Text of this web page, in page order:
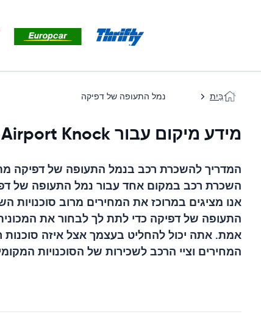
בַּיִת נמל התעופה של דפיקה
מידע מיקום עבור Ireland West Airport Knock
המדריך להשכרת רכב בנמל התעופה של דפיקה
השכרת רכב במקום אחד עבור נמל התעופה של
אנו מציגים במרוכז את המחירים מרוב סוכנויות
התעופה של דפיקה כדי לתת לך לבחור את
אמת. אתה יכול להחליט בעצמך אצל איזה סוכנות
המחירים וציי הרכב לשכירות של הסוכנויות